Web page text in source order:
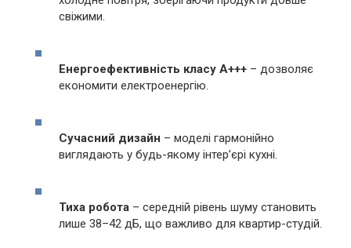
свіжими.
Енергоефективність класу A+++ – дозволяє
економити електроенергію.
Сучасний дизайн – моделі гармонійно
виглядають у будь-якому інтер’єрі кухні.
Тиха робота – середній рівень шуму становить
лише 38–42 дБ, що важливо для квартир-студій.